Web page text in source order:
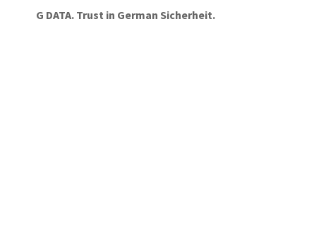
G DATA. Trust in German Sicherheit.